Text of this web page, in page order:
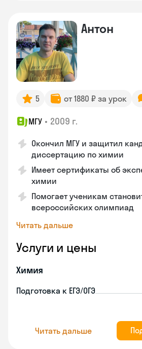
Антон
5 от 1880 ₽ за урок
МГУ • 2009 г.
Окончил МГУ и защитил
диссертацию по химии
Имеет сертификаты об
химии
Помогает ученикам
всероссийских олимпиад
Читать дальше
Услуги и цены
Химия
Подготовка к ЕГЭ/ОГЭ
Читать дальше